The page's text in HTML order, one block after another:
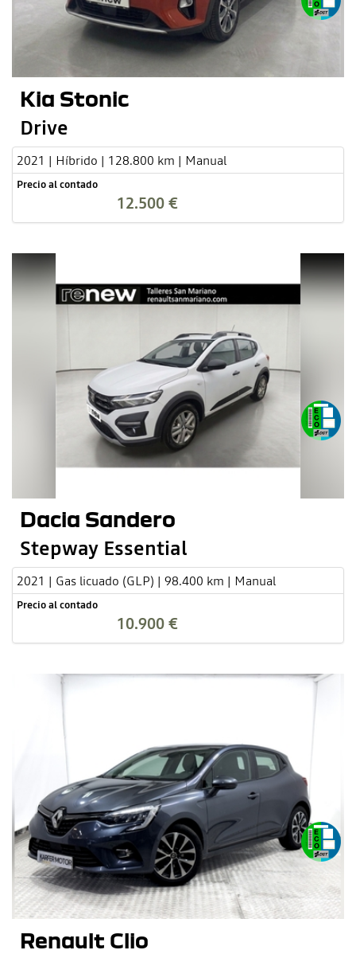
Kia Stonic
Drive
2021 | Híbrido | 128.800 km | Manual
Precio al contado
12.500 €
Dacia Sandero
Stepway Essential
2021 | Gas licuado (GLP) | 98.400 km | Manual
Precio al contado
10.900 €
Renault Clio